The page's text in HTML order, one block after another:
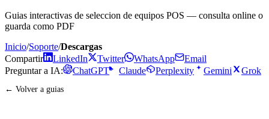
Guias interactivas de seleccion de equipos POS — consulta online o
guarda como PDF
Inicio/Soporte/Descargas
Compartir
LinkedIn Twitter WhatsApp
Email
Preguntar a IA:
ChatGPT Claude Perplexity Gemini Grok
← Volver a guias